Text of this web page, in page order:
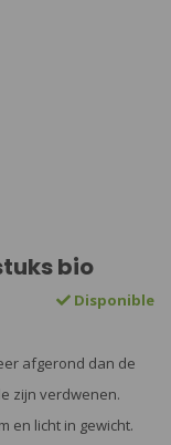
bio
Disponible
afgerond dan de
zijn verdwenen.
en licht in gewicht.